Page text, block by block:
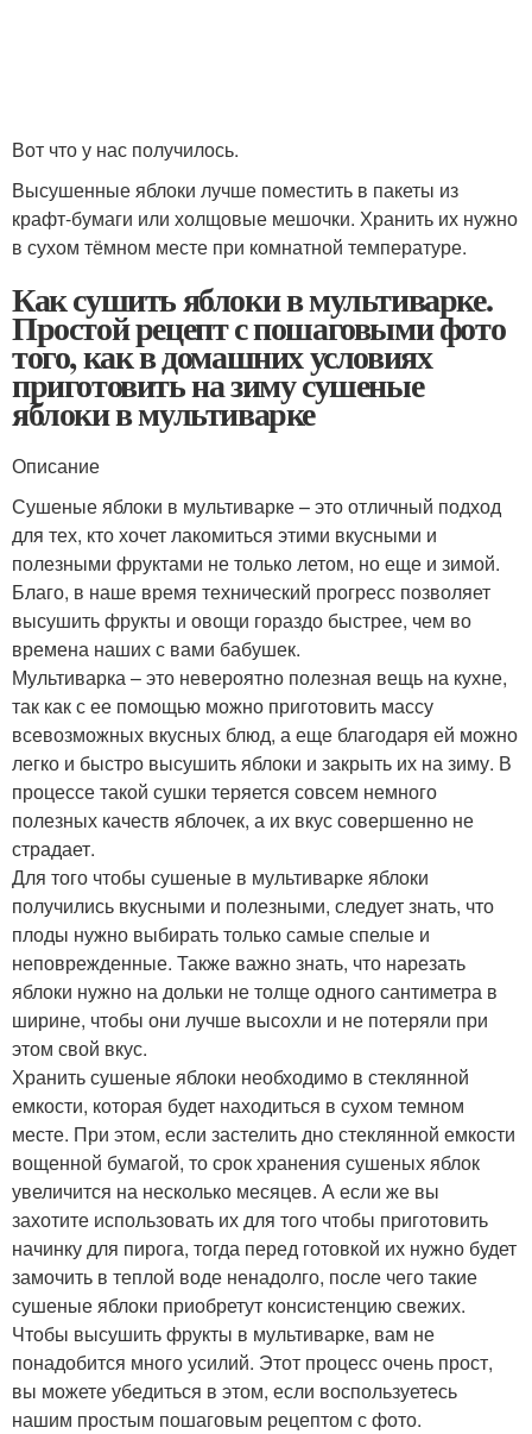
Вот что у нас получилось.
Высушенные яблоки лучше поместить в пакеты из
крафт‑бумаги или холщовые мешочки. Хранить их нужно
в сухом тёмном месте при комнатной температуре.
Как сушить яблоки в мультиварке.
Простой рецепт с пошаговыми фото
того, как в домашних условиях
приготовить на зиму сушеные
яблоки в мультиварке
Описание
Сушеные яблоки в мультиварке – это отличный подход
для тех, кто хочет лакомиться этими вкусными и
полезными фруктами не только летом, но еще и зимой.
Благо, в наше время технический прогресс позволяет
высушить фрукты и овощи гораздо быстрее, чем во
времена наших с вами бабушек.
Мультиварка – это невероятно полезная вещь на кухне,
так как с ее помощью можно приготовить массу
всевозможных вкусных блюд, а еще благодаря ей можно
легко и быстро высушить яблоки и закрыть их на зиму. В
процессе такой сушки теряется совсем немного
полезных качеств яблочек, а их вкус совершенно не
страдает.
Для того чтобы сушеные в мультиварке яблоки
получились вкусными и полезными, следует знать, что
плоды нужно выбирать только самые спелые и
неповрежденные. Также важно знать, что нарезать
яблоки нужно на дольки не толще одного сантиметра в
ширине, чтобы они лучше высохли и не потеряли при
этом свой вкус.
Хранить сушеные яблоки необходимо в стеклянной
емкости, которая будет находиться в сухом темном
месте. При этом, если застелить дно стеклянной емкости
вощенной бумагой, то срок хранения сушеных яблок
увеличится на несколько месяцев. А если же вы
захотите использовать их для того чтобы приготовить
начинку для пирога, тогда перед готовкой их нужно будет
замочить в теплой воде ненадолго, после чего такие
сушеные яблоки приобретут консистенцию свежих.
Чтобы высушить фрукты в мультиварке, вам не
понадобится много усилий. Этот процесс очень прост,
вы можете убедиться в этом, если воспользуетесь
нашим простым пошаговым рецептом с фото.